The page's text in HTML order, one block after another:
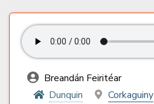
Breandán Feiritéar
Dunquin
Corkaguiny